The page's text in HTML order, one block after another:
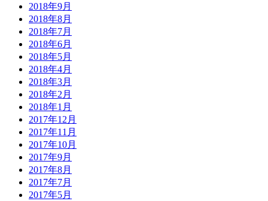
2018年9月
2018年8月
2018年7月
2018年6月
2018年5月
2018年4月
2018年3月
2018年2月
2018年1月
2017年12月
2017年11月
2017年10月
2017年9月
2017年8月
2017年7月
2017年5月